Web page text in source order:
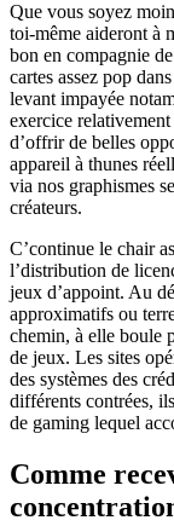
Que vous soyez
toi-même aideront à
bon en compagnie
cartes assez pop
levant impayée
exercice
d’offrir de belles
appareil à thunes
via nos graphismes
créateurs.
C’continue le chair
l’distribution de
jeux d’appoint. Au
approximatifs ou
chemin, à elle boule
de jeux. Les sites
des systèmes des
différents contrées,
de gaming lequel
Comme